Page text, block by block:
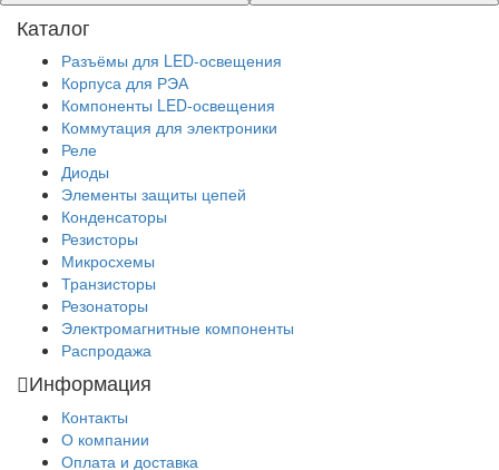
Каталог
Разъёмы для LED-освещения
Корпуса для РЭА
Компоненты LED-освещения
Коммутация для электроники
Реле
Диоды
Элементы защиты цепей
Конденсаторы
Резисторы
Микросхемы
Транзисторы
Резонаторы
Электромагнитные компоненты
Распродажа
Информация
Контакты
О компании
Оплата и доставка